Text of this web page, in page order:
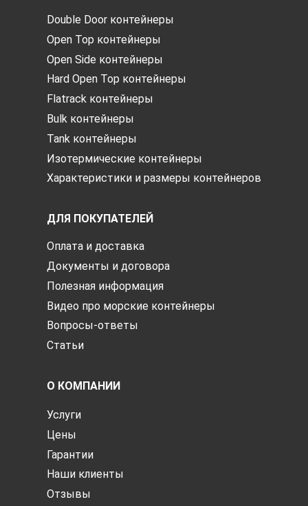
Double Door контейнеры
Open Top контейнеры
Open Side контейнеры
Hard Open Top контейнеры
Flatrack контейнеры
Bulk контейнеры
Tank контейнеры
Изотермические контейнеры
Характеристики и размеры контейнеров
ДЛЯ ПОКУПАТЕЛЕЙ
Оплата и доставка
Документы и договора
Полезная информация
Видео про морские контейнеры
Вопросы-ответы
Статьи
О КОМПАНИИ
Услуги
Цены
Гарантии
Наши клиенты
Отзывы